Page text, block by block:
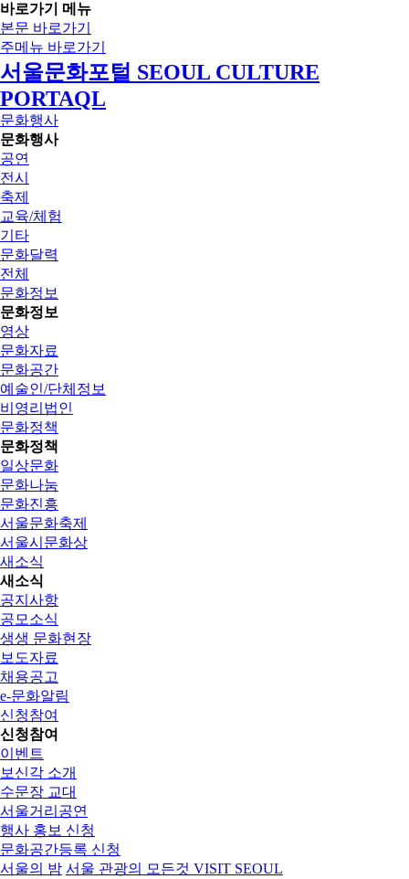
바로가기 메뉴
본문 바로가기
주메뉴 바로가기
서울문화포털 SEOUL CULTURE
PORTAQL
문화행사
문화행사
공연
전시
축제
교육/체험
기타
문화달력
전체
문화정보
문화정보
영상
문화자료
문화공간
예술인/단체정보
비영리법인
문화정책
문화정책
일상문화
문화나눔
문화진흥
서울문화축제
서울시문화상
새소식
새소식
공지사항
공모소식
생생 문화현장
보도자료
채용공고
e-문화알림
신청참여
신청참여
이벤트
보신각 소개
수문장 교대
서울거리공연
행사 홍보 신청
문화공간등록 신청
서울의 밤 서울 관광의 모든것 VISIT SEOUL